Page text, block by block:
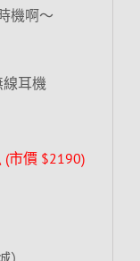
機啊～
線耳機
(市價 $2190)